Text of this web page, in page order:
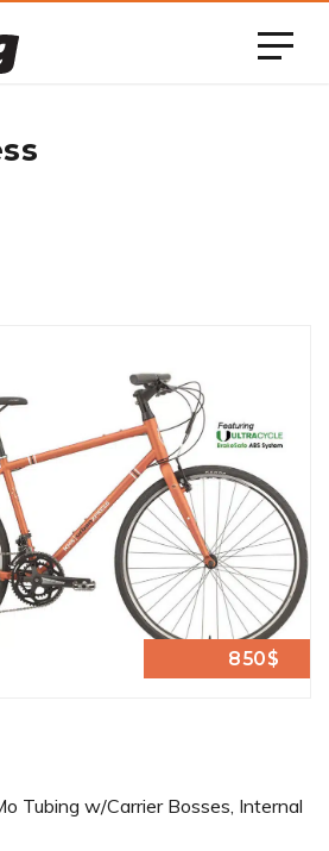
850$
Tubing w/Carrier Bosses, Internal